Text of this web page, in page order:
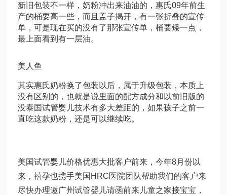
新旧包装不一样，奶粉冲出来油油的，惠氏09年前生
产的桶要高一些，而且盖子揭开，有一张折叠的宣传
单，可是现在买的没有了那张宣传单，桶要矮一点，
最上面看到有一层油。
美人鱼
其实惠氏奶粉换了包装以后，属于升级包装，本质上
没有区别的，也就是说里面的配方成分和以前旧版的
没泰国试管婴儿技术有多大差距的，如果孩子之前一
直吃这款奶粉，还是可以继续吃。
美国试管婴儿价格优惠大批客户前来，今年8月份以
来，禧孕也携手美国HRC医院团队帮助我们的客户来
尽快办理邀广州试管婴儿请函前来儿童之家接宝宝，